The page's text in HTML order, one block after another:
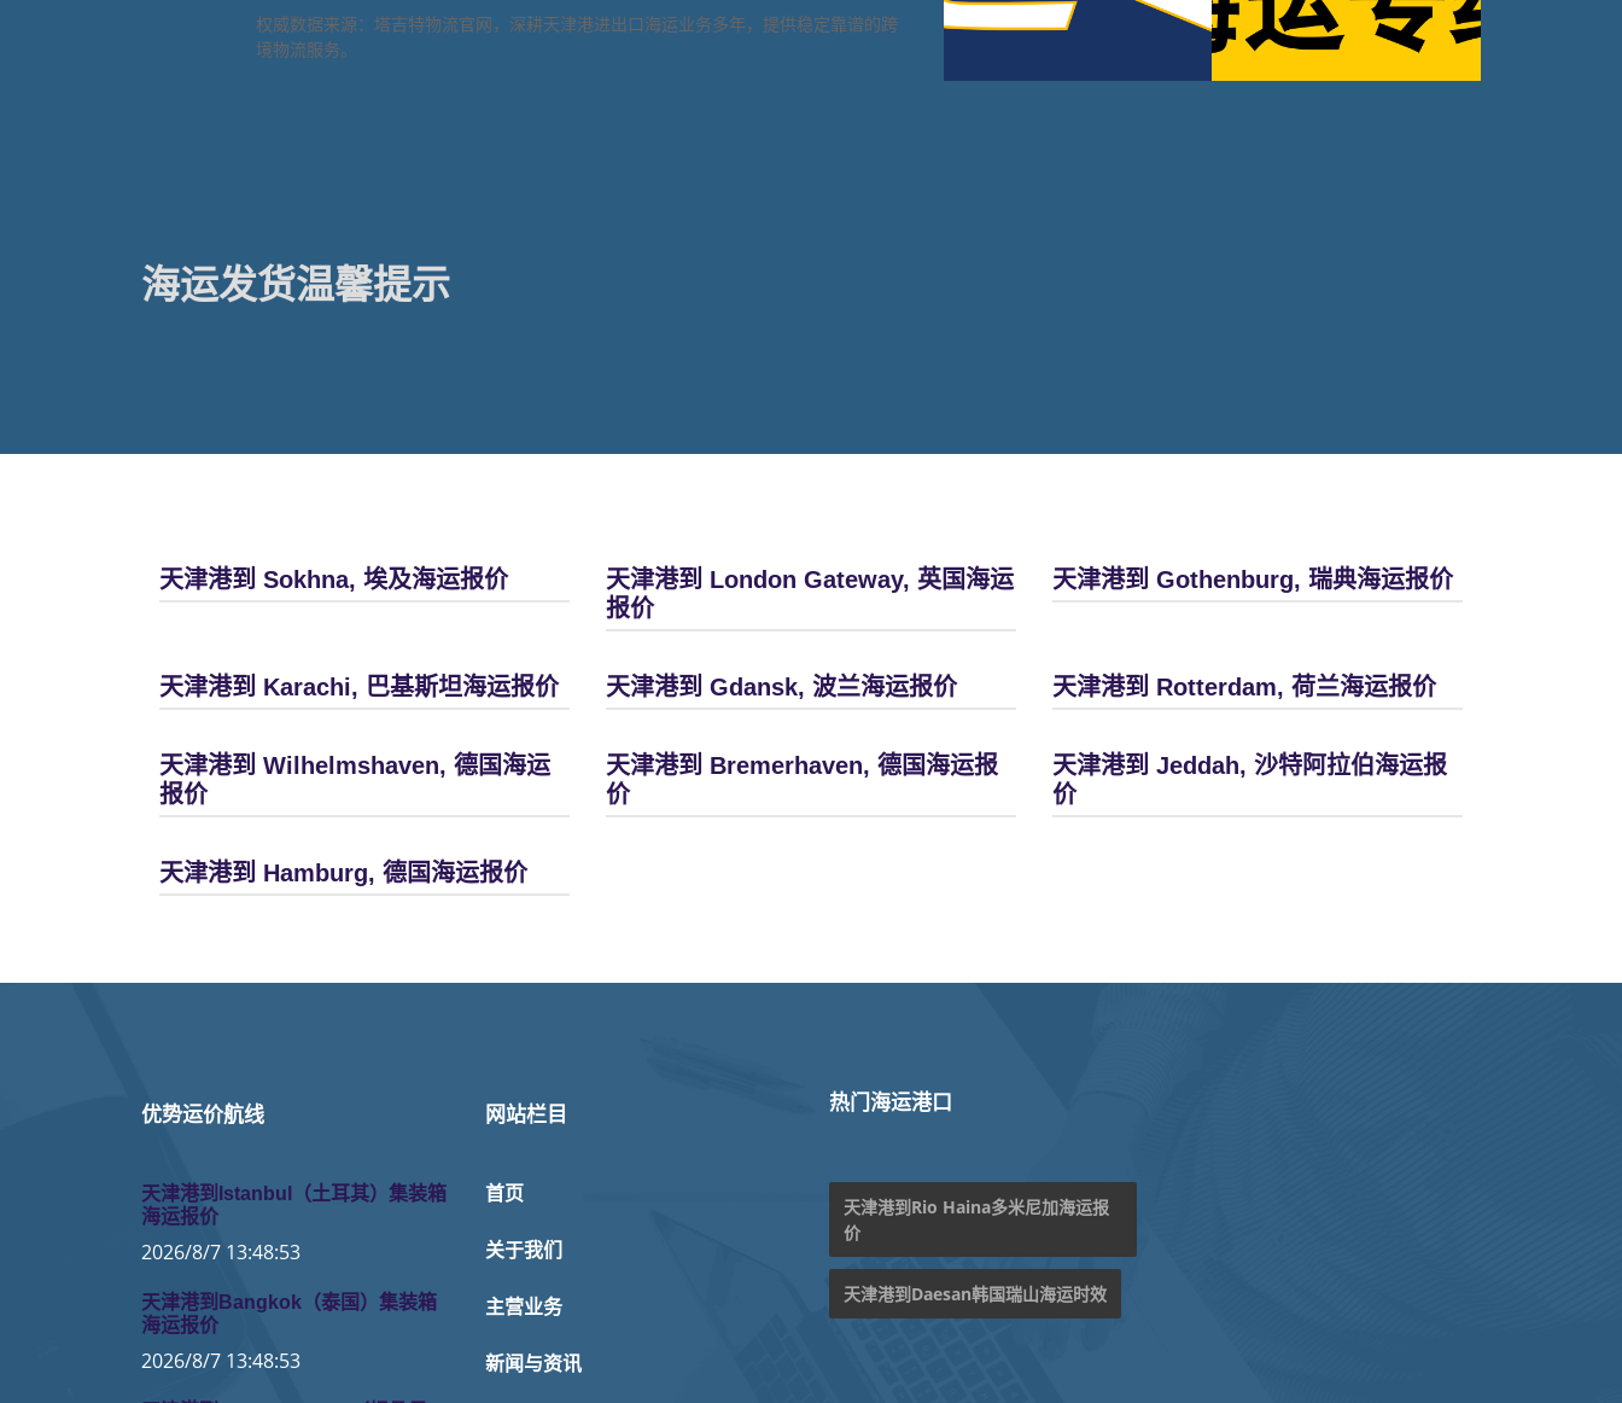
权威数据来源：塔吉特物流官网，深耕天津港进出口海运业务多年，提供稳定靠谱的跨
境物流服务。
海运发货温馨提示
天津港到 Sokhna, 埃及海运报价
天津港到 London Gateway, 英国海运
报价
天津港到 Gothenburg, 瑞典海运报价
天津港到 Karachi, 巴基斯坦海运报价 天津港到 Gdansk, 波兰海运报价 天津港到 Rotterdam, 荷兰海运报价
天津港到 Wilhelmshaven, 德国海运
报价
天津港到 Bremerhaven, 德国海运报
价
天津港到 Jeddah, 沙特阿拉伯海运报
价
天津港到 Hamburg, 德国海运报价
优势运价航线
天津港到Istanbul（土耳其）集装箱
海运报价
2026/8/7 13:48:53
天津港到Bangkok（泰国）集装箱
海运报价
2026/8/7 13:48:53
网站栏目
首页
关于我们
主营业务
新闻与资讯
热门海运港口
天津港到Rio Haina多米尼加海运报
价
天津港到Daesan韩国瑞山海运时效